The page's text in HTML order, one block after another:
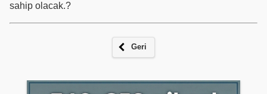
sahip olacak.?
Geri